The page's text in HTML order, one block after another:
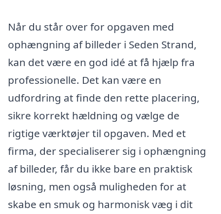
Når du står over for opgaven med
ophængning af billeder i Seden Strand,
kan det være en god idé at få hjælp fra
professionelle. Det kan være en
udfordring at finde den rette placering,
sikre korrekt hældning og vælge de
rigtige værktøjer til opgaven. Med et
firma, der specialiserer sig i ophængning
af billeder, får du ikke bare en praktisk
løsning, men også muligheden for at
skabe en smuk og harmonisk væg i dit